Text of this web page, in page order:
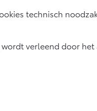
technisch
verleend door